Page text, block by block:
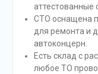
аттестованные
СТО оснащена
для ремонта и
автоконцерн.
Есть склад с
любое ТО